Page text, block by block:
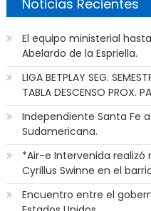
Noticias Recientes
El equipo ministerial
Abelardo de la Espriella.
LIGA BETPLAY SEG.
TABLA DESCENSO PROX.
Independiente Santa Fe
Sudamericana.
*Air-e Intervenida
Cyrillus Swinne en el
Encuentro entre el